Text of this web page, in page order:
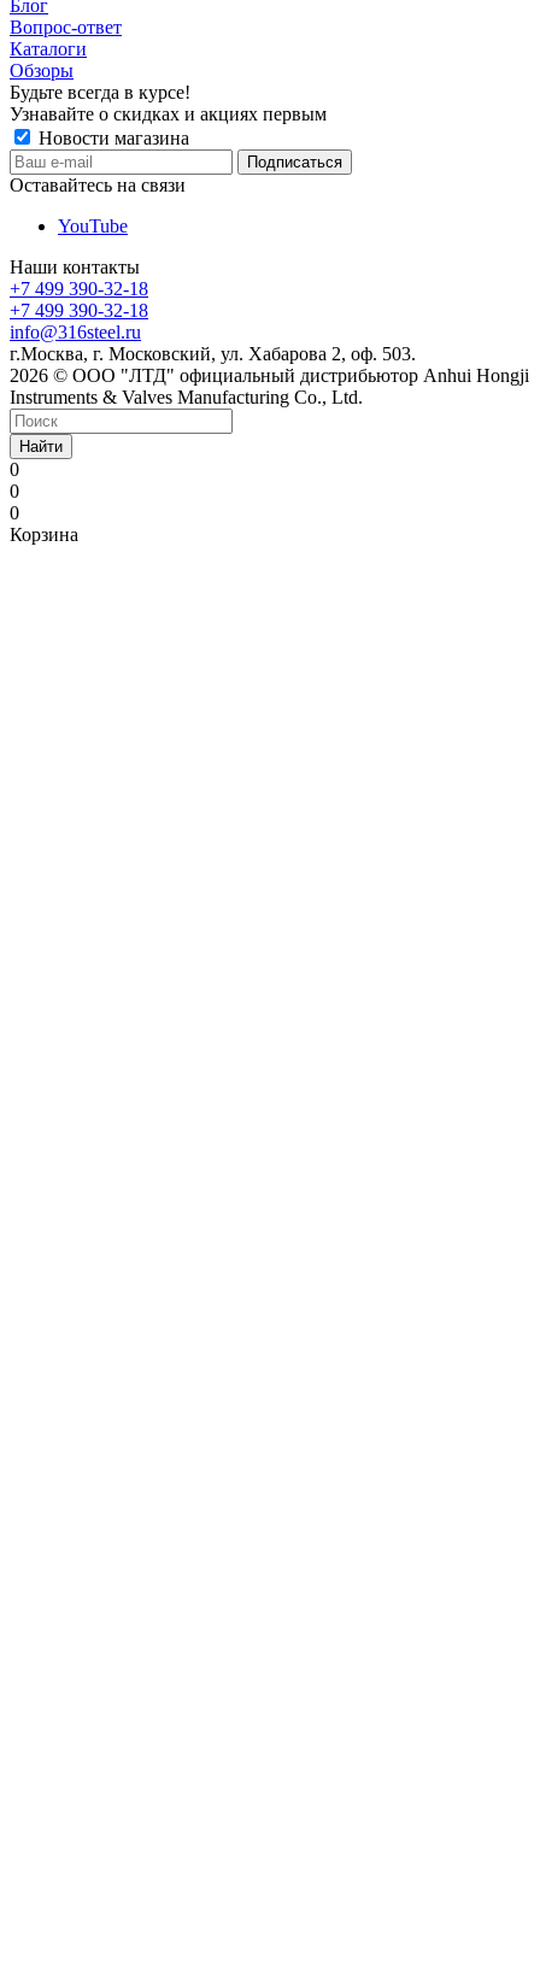
Блог
Вопрос-ответ
Каталоги
Обзоры
Будьте всегда в курсе!
Узнавайте о скидках и акциях первым
Новости магазина
Оставайтесь на связи
YouTube
Наши контакты
+7 499 390-32-18
+7 499 390-32-18
info@316steel.ru
г.Москва, г. Московский, ул. Хабарова 2, оф. 503.
2026 © ООО "ЛТД" официальный дистрибьютор Anhui Hongji
Instruments & Valves Manufacturing Co., Ltd.
Найти
0
0
0
Корзина